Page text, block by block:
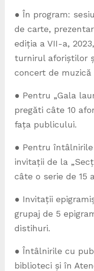
● În program:
de carte,
ediția a VII-a,
turnirul aforiștilor
concert de muzică
● Pentru „Gala
pregăti câte 10
fața publicului.
● Pentru
invitații de la
câte o serie de 15
● Invitații
grupaj de 5
distihuri.
● Întâlnirile cu
biblioteci și în